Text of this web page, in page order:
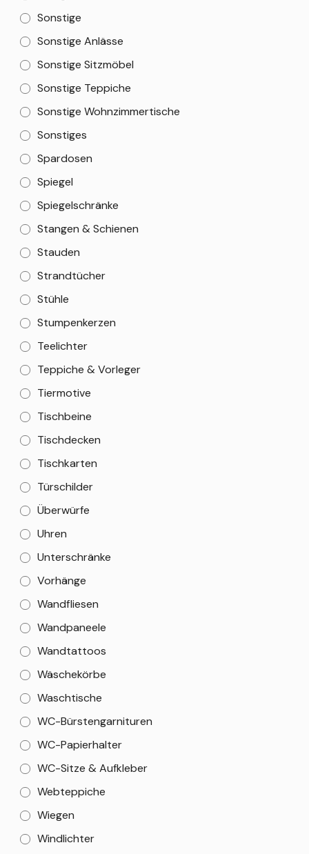
Sonstige
Sonstige Anlässe
Sonstige Sitzmöbel
Sonstige Teppiche
Sonstige Wohnzimmertische
Sonstiges
Spardosen
Spiegel
Spiegelschränke
Stangen & Schienen
Stauden
Strandtücher
Stühle
Stumpenkerzen
Teelichter
Teppiche & Vorleger
Tiermotive
Tischbeine
Tischdecken
Tischkarten
Türschilder
Überwürfe
Uhren
Unterschränke
Vorhänge
Wandfliesen
Wandpaneele
Wandtattoos
Wäschekörbe
Waschtische
WC-Bürstengarnituren
WC-Papierhalter
WC-Sitze & Aufkleber
Webteppiche
Wiegen
Windlichter